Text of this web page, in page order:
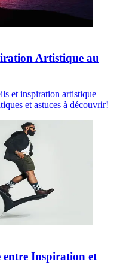
Artistique au
et inspiration artistique
et astuces à découvrir!
Inspiration et